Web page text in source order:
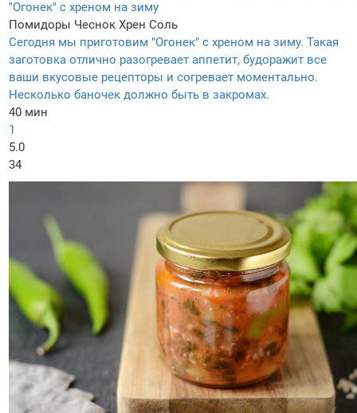
"Огонек" с хреном на зиму
Помидоры Чеснок Хрен Соль
Сегодня мы приготовим "Огонек" с хреном на зиму. Такая
заготовка отлично разогревает аппетит, будоражит все
ваши вкусовые рецепторы и согревает моментально.
Несколько баночек должно быть в закромах.
40 мин
1
5.0
34